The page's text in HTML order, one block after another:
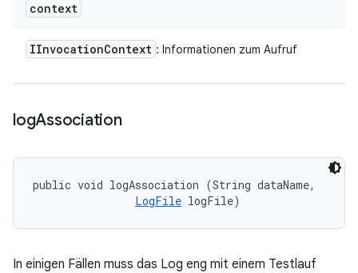
context
IInvocationContext : Informationen zum Aufruf
logAssociation
public void logAssociation (String dataName,
LogFile logFile)
In einigen Fällen muss das Log eng mit einem Testlauf